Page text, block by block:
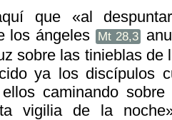
que «al
los ángeles
Mt 28,3
sobre las tinieblas de
ya los discípulos
caminando
vigilia de la